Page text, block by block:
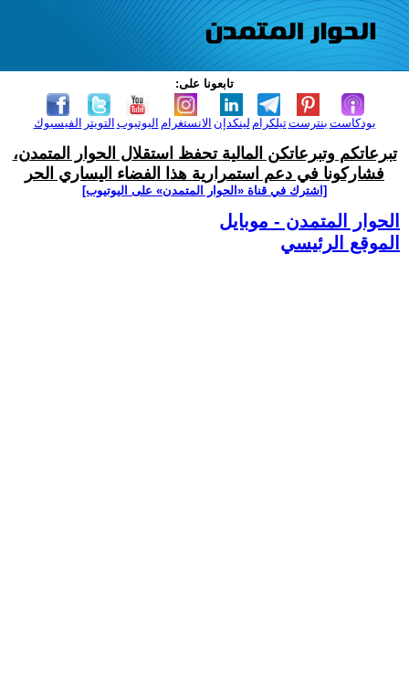
تابعونا على:
الفيسبوك التويتر اليوتيوب الانستغرام لينكدإن تيلكرامبنترست بودكاست
تبرعاتكم وتبرعاتكن المالية تحفظ استقلال الحوار المتمدن،
فشاركونا في دعم استمرارية هذا الفضاء اليساري الحر
[اشترك في قناة ‫«الحوار المتمدن» على اليوتيوب]
الحوار المتمدن - موبايل
الموقع الرئيسي